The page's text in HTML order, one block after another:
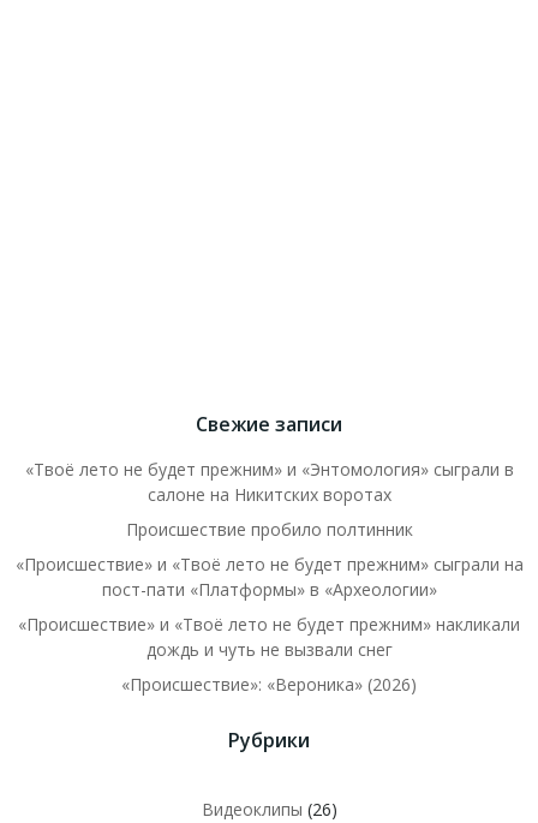
Свежие записи
«Твоё лето не будет прежним» и «Энтомология» сыграли в
салоне на Никитских воротах
Происшествие пробило полтинник
«Происшествие» и «Твоё лето не будет прежним» сыграли на
пост-пати «Платформы» в «Археологии»
«Происшествие» и «Твоё лето не будет прежним» накликали
дождь и чуть не вызвали снег
«Происшествие»: «Вероника» (2026)
Рубрики
Видеоклипы (26)